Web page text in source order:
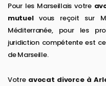
Pour les Marseillais votre
mutuelvous reçoit sur
Méditerranée, pour les
juridiction compétente est
de Marseille.
Votre avocat divorce à